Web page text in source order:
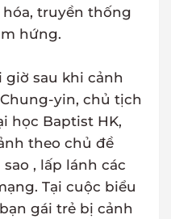
truyền thống
hứng.
giờ sau khi cảnh
yin, chủ tịch
học Baptist HK,
theo chủ đề
, lấp lánh các
Tại cuộc biểu
gái trẻ bị cảnh